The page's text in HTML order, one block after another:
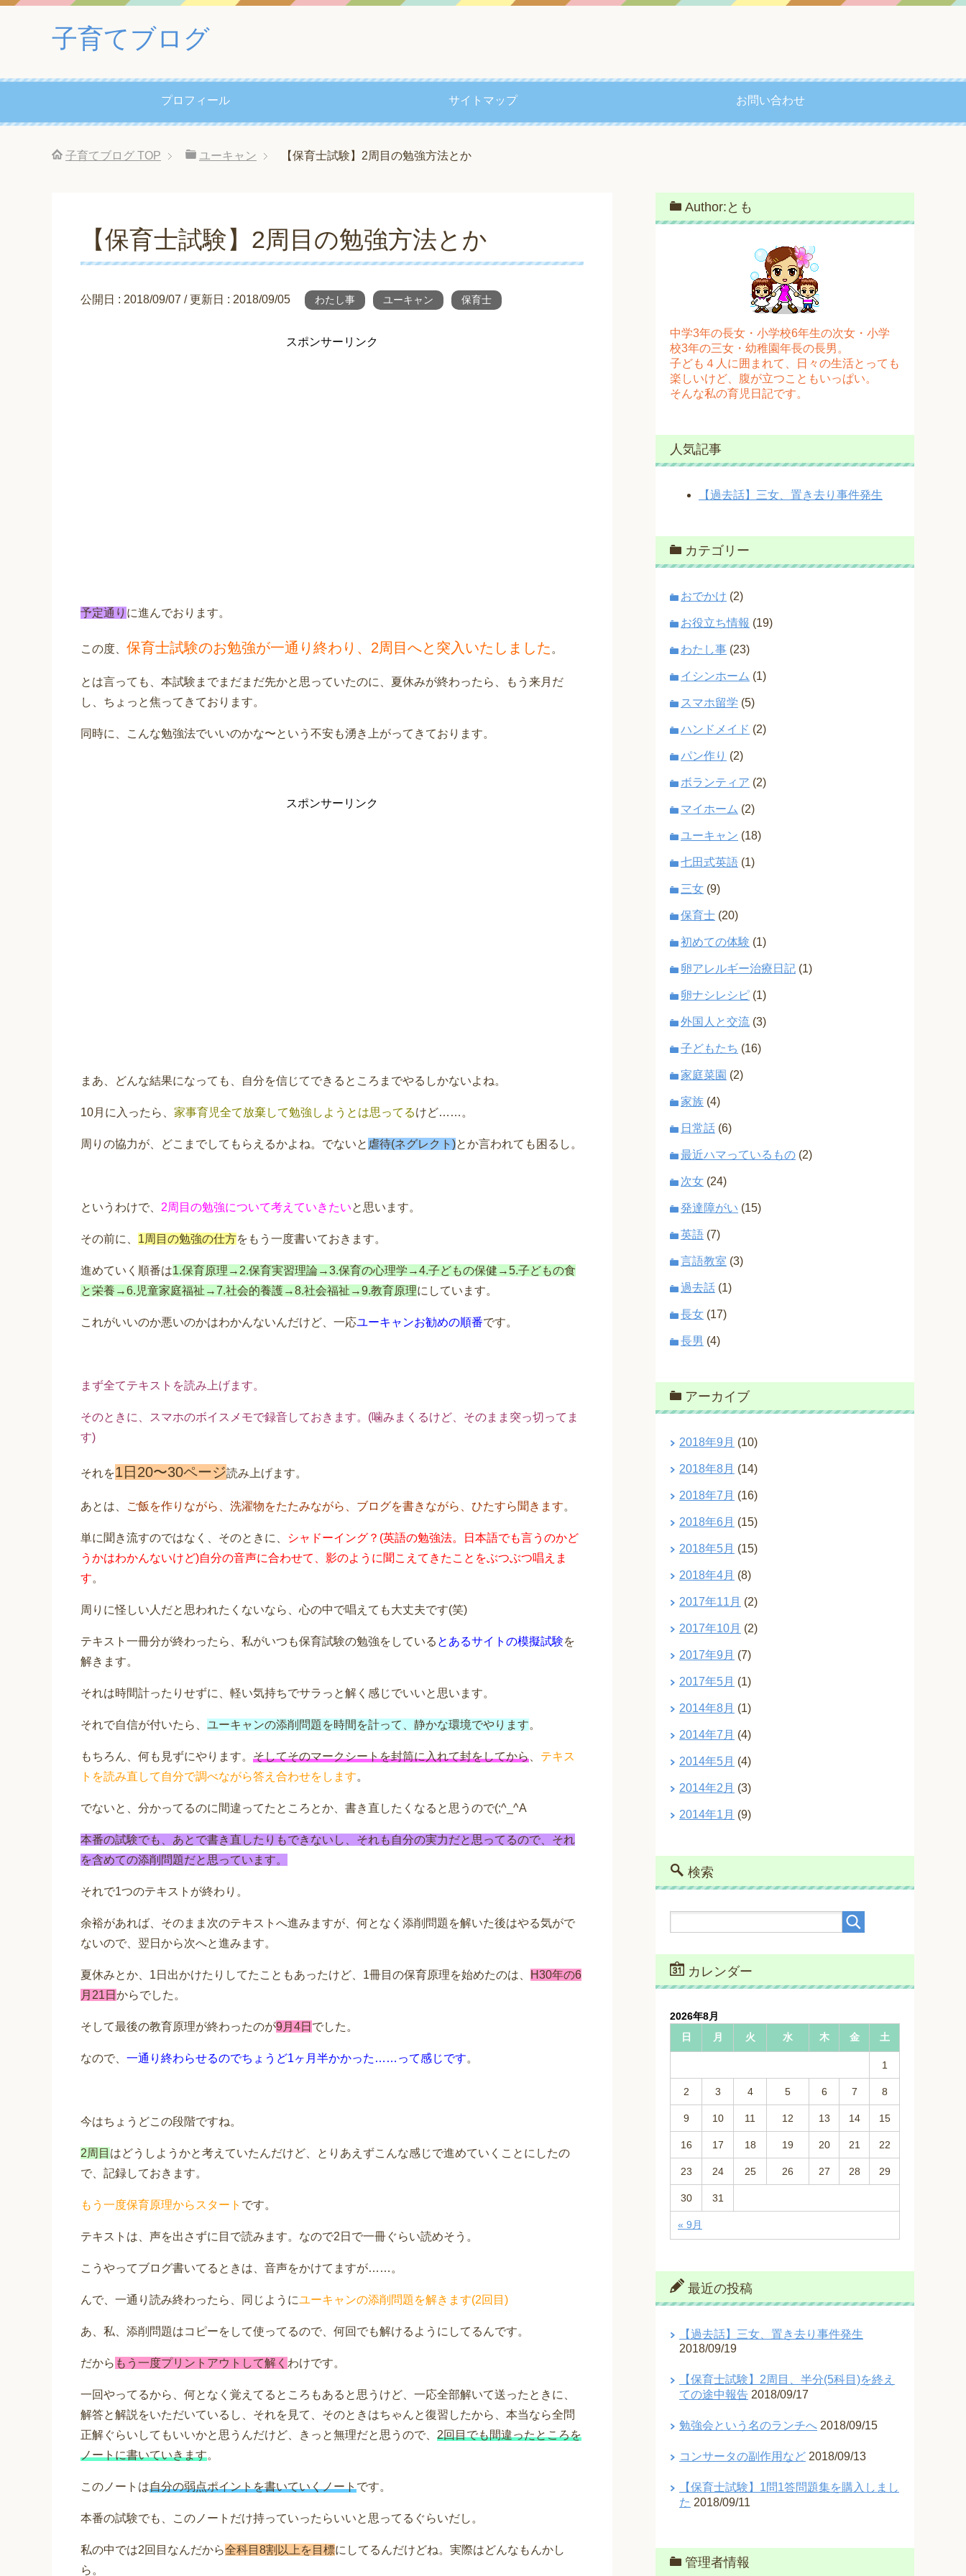
子育てブログ
プロフィール サイトマップ お問い合わせ
子育てブログ TOP ユーキャン 【保育士試験】2周目の勉強方法とか
【保育士試験】2周目の勉強方法とか
公開日 : 2018/09/07 / 更新日 : 2018/09/05 わたし事 ユーキャン 保育士
スポンサーリンク
予定通り に進んでおります。
この度、 保育士試験のお勉強が一通り終わり、2周目へと突入いたしました 。
とは言っても、本試験までまだまだ先かと思っていたのに、夏休みが終わったら、もう来月だ
し、ちょっと焦ってきております。
同時に、こんな勉強法でいいのかな〜という不安も湧き上がってきております。
スポンサーリンク
まあ、どんな結果になっても、自分を信じてできるところまでやるしかないよね。
10月に入ったら、 家事育児全て放棄して勉強しようとは思ってるけど……。
周りの協力が、どこまでしてもらえるかよね。でないと 虐待(ネグレクト)とか言われても困るし。
というわけで、 2周目の勉強について考えていきたいと思います。
その前に、 1周目の勉強の仕方をもう一度書いておきます。
進めていく順番は1.保育原理→2.保育実習理論→3.保育の心理学→4.子どもの保健→5.子どもの食
と栄養→6.児童家庭福祉→7.社会的養護→8.社会福祉→9.教育原理にしています。
これがいいのか悪いのかはわかんないんだけど、一応ユーキャンお勧めの順番です。
まず全てテキストを読み上げます。
そのときに、スマホのボイスメモで録音しておきます。(噛みまくるけど、そのまま突っ切ってま
す)
それを1日20〜30ページ読み上げます。
あとは、 ご飯を作りながら、洗濯物をたたみながら、ブログを書きながら、ひたすら聞きます。
単に聞き流すのではなく、そのときに、
シャドーイング？(英語の勉強法。日本語でも言うのかど
うかはわかんないけど)自分の音声に合わせて、影のように聞こえてきたことをぶつぶつ唱えま
す。
周りに怪しい人だと思われたくないなら、心の中で唱えても大丈夫です(笑)
テキスト一冊分が終わったら、私がいつも保育試験の勉強をしている とあるサイトの模擬試験を
解きます。
それは時間計ったりせずに、軽い気持ちでサラっと解く感じでいいと思います。
それで自信が付いたら、 ユーキャンの添削問題を時間を計って、静かな環境でやります。
もちろん、何も見ずにやります。 そしてそのマークシートを封筒に入れて封をしてから
テキス
トを読み直して自分で調べながら答え合わせをします。
でないと、分かってるのに間違ってたところとか、書き直したくなると思うので(;^_^A
本番の試験でも、あとで書き直したりもできないし、それも自分の実力だと思ってるので、それ
を含めての添削問題だと思っています。
それで1つのテキストが終わり。
余裕があれば、そのまま次のテキストへ進みますが、何となく添削問題を解いた後はやる気がで
ないので、翌日から次へと進みます。
夏休みとか、1日出かけたりしてたこともあったけど、1冊目の保育原理を始めたのは、
H30年の6
月21日 からでした。
そして最後の教育原理が終わったのが9月4日 でした。
なので、 一通り終わらせるのでちょうど1ヶ月半かかった……って感じです。
今はちょうどこの段階ですね。
2周目 はどうしようかと考えていたんだけど、とりあえずこんな感じで進めていくことにしたの
で、記録しておきます。
もう一度保育原理からスタート です。
テキストは、声を出さずに目で読みます。なので2日で一冊ぐらい読めそう。
こうやってブログ書いてるときは、音声をかけてますが……。
んで、一通り読み終わったら、同じようにユーキャンの添削問題を解きます(2回目)
あ、私、添削問題はコピーをして使ってるので、何回でも解けるようにしてるんです。
だから もう一度プリントアウトして解く わけです。
一回やってるから、何となく覚えてるところもあると思うけど、一応全部解いて送ったときに、
解答と解説をいただいているし、それを見て、そのときはちゃんと復習したから、本当なら全問
正解ぐらいしてもいいかと思うんだけど、きっと無理だと思うので、 2回目でも間違ったところを
ノートに書いていきます。
このノートは自分の弱点ポイントを書いていくノートです。
本番の試験でも、このノートだけ持っていったらいいと思ってるぐらいだし。
私の中では2回目なんだから全科目8割以上を目標にしてるんだけどね。実際はどんなもんかし
ら。
Author:とも
中学3年の長女・小学校6年生の次女・小学
校3年の三女・幼稚園年長の長男。
子ども４人に囲まれて、日々の生活とっても
楽しいけど、腹が立つこともいっぱい。
そんな私の育児日記です。
人気記事
【過去話】三女、置き去り事件発生
カテゴリー
おでかけ (2)
お役立ち情報 (19)
わたし事 (23)
イシンホーム (1)
スマホ留学 (5)
ハンドメイド (2)
パン作り (2)
ボランティア (2)
マイホーム (2)
ユーキャン (18)
七田式英語 (1)
三女 (9)
保育士 (20)
初めての体験 (1)
卵アレルギー治療日記 (1)
卵ナシレシピ (1)
外国人と交流 (3)
子どもたち (16)
家庭菜園 (2)
家族 (4)
日常話 (6)
最近ハマっているもの (2)
次女 (24)
発達障がい (15)
英語 (7)
言語教室 (3)
過去話 (1)
長女 (17)
長男 (4)
アーカイブ
2018年9月 (10)
2018年8月 (14)
2018年7月 (16)
2018年6月 (15)
2018年5月 (15)
2018年4月 (8)
2017年11月 (2)
2017年10月 (2)
2017年9月 (7)
2017年5月 (1)
2014年8月 (1)
2014年7月 (4)
2014年5月 (4)
2014年2月 (3)
2014年1月 (9)
検索
カレンダー
2026年8月
日
月 火 水 木 金 土
« 9月
1
2 3 4 5 6 7 8
9 10 11 12 13 14 15
16 17 18 19 20 21 22
23 24 25 26 27 28 29
30 31
最近の投稿
【過去話】三女、置き去り事件発生
2018/09/19
【保育士試験】2周目、半分(5科目)を終え
ての途中報告 2018/09/17
勉強会という名のランチへ 2018/09/15
コンサータの副作用など 2018/09/13
【保育士試験】1問1答問題集を購入しまし
た 2018/09/11
管理者情報